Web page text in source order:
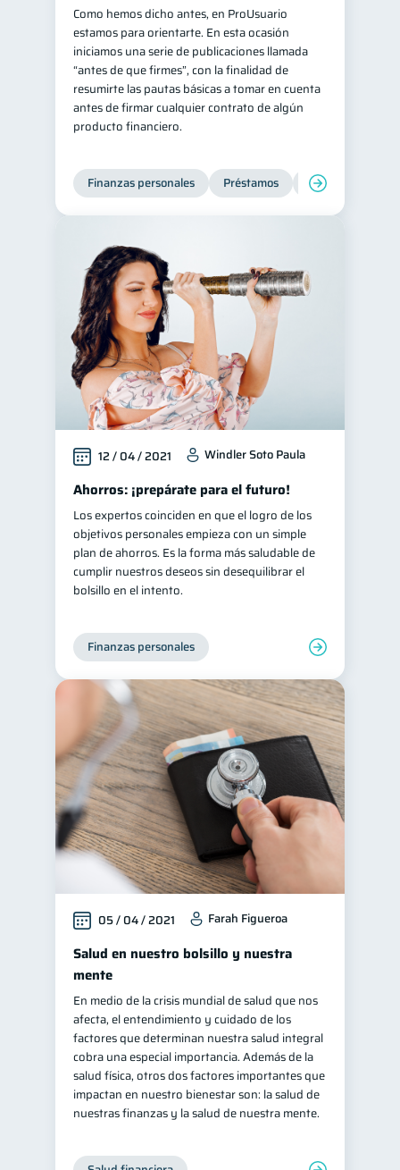
Como hemos dicho antes, en ProUsuario
estamos para orientarte. En esta ocasión
iniciamos una serie de publicaciones llamada
“antes de que firmes”, con la finalidad de
resumirte las pautas básicas a tomar en cuenta
antes de firmar cualquier contrato de algún
producto financiero.
Finanzas personales Préstamos Entidad
12 / 04 / 2021 Windler Soto Paula
Ahorros: ¡prepárate para el futuro!
Los expertos coinciden en que el logro de los
objetivos personales empieza con un simple
plan de ahorros. Es la forma más saludable de
cumplir nuestros deseos sin desequilibrar el
bolsillo en el intento.
Finanzas personales
05 / 04 / 2021 Farah Figueroa
Salud en nuestro bolsillo y nuestra
mente
En medio de la crisis mundial de salud que nos
afecta, el entendimiento y cuidado de los
factores que determinan nuestra salud integral
cobra una especial importancia. Además de la
salud física, otros dos factores importantes que
impactan en nuestro bienestar son: la salud de
nuestras finanzas y la salud de nuestra mente.